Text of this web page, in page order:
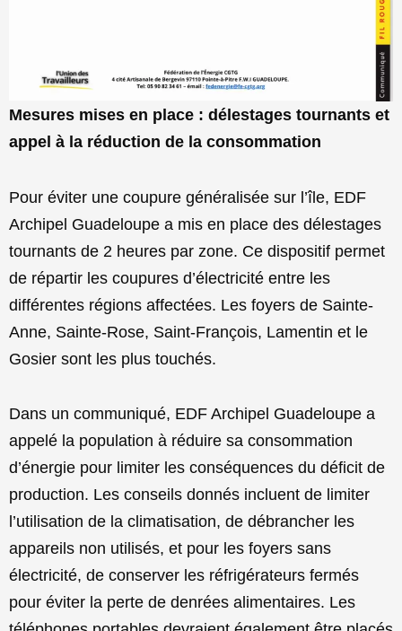
Mesures mises en place : délestages tournants et
appel à la réduction de la consommation
Pour éviter une coupure généralisée sur l’île, EDF
Archipel Guadeloupe a mis en place des délestages
tournants de 2 heures par zone. Ce dispositif permet
de répartir les coupures d’électricité entre les
différentes régions affectées. Les foyers de Sainte-
Anne, Sainte-Rose, Saint-François, Lamentin et le
Gosier sont les plus touchés.
Dans un communiqué, EDF Archipel Guadeloupe a
appelé la population à réduire sa consommation
d’énergie pour limiter les conséquences du déficit de
production. Les conseils donnés incluent de limiter
l’utilisation de la climatisation, de débrancher les
appareils non utilisés, et pour les foyers sans
électricité, de conserver les réfrigérateurs fermés
pour éviter la perte de denrées alimentaires. Les